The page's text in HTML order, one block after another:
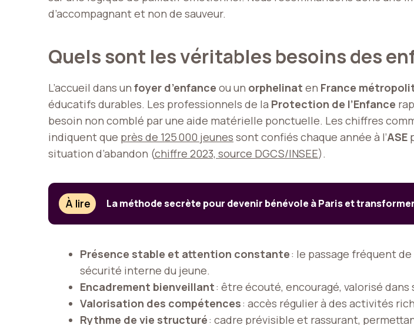
d’accompagnant et non de sauveur.
Quels sont les véritables besoins des
L’accueil dans un foyer d’enfance ou un orphelinat en France
éducatifs durables. Les professionnels de la Protection de l’Enfance
besoin non comblé par une aide matérielle ponctuelle. Les chiffres
indiquent que près de 125 000 jeunes sont confiés chaque année à l’ASE
situation d’abandon (chiffre 2023, source DGCS/INSEE).
À lire La méthode secrète pour devenir bénévole à Paris et
Présence stable et attention constante: le passage fréquent
sécurité interne du jeune.
Encadrement bienveillant: être écouté, encouragé, valorisé
Valorisation des compétences: accès régulier à des activités
Rythme de vie structuré: cadre prévisible et rassurant,